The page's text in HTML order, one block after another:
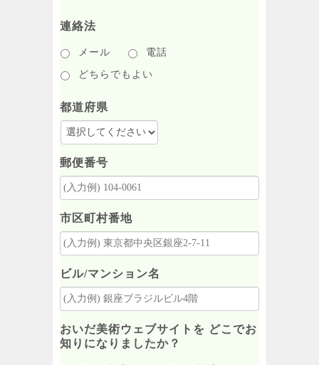
連絡法
メール 電話
どちらでもよい
都道府県
郵便番号
市区町村番地
ビル/マンション名
おいだ美術ウェブサイトを どこでお
知りになりましたか？